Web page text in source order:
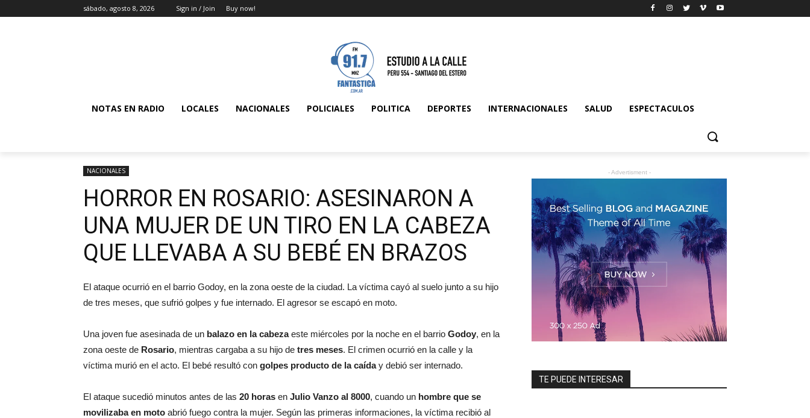
sábado, agosto 8, 2026 Sign in / Join Buy now!
NOTAS EN RADIO LOCALES NACIONALES POLICIALES POLITICA DEPORTES INTERNACIONALES SALUD ESPECTACULOS
NACIONALES
HORROR EN ROSARIO: ASESINARON A
UNA MUJER DE UN TIRO EN LA CABEZA
QUE LLEVABA A SU BEBÉ EN BRAZOS
El ataque ocurrió en el barrio Godoy, en la zona oeste de la ciudad. La víctima cayó al suelo junto a su hijo
de tres meses, que sufrió golpes y fue internado. El agresor se escapó en moto.
Una joven fue asesinada de un balazo en la cabezaeste miércoles por la noche en el barrio Godoy, en la
zona oeste de Rosario, mientras cargaba a su hijo de tres meses. El crimen ocurrió en la calle y la
víctima murió en el acto. El bebé resultó con golpes producto de la caíday debió ser internado.
El ataque sucedió minutos antes de las 20 horas en Julio Vanzo al 8000, cuando un hombre que se
movilizaba en moto abrió fuego contra la mujer. Según las primeras informaciones, la víctima recibió al
- Advertisment -
TE PUEDE INTERESAR